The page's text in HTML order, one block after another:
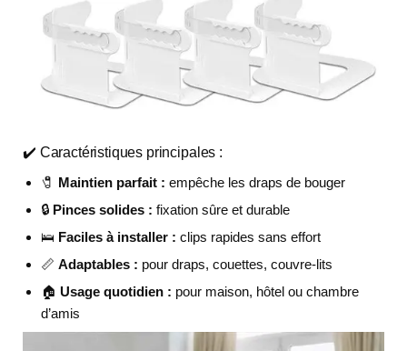
✔️ Caractéristiques principales :
🧷 Maintien parfait : empêche les draps de bouger
🔒 Pinces solides : fixation sûre et durable
🛌 Faciles à installer : clips rapides sans effort
📏 Adaptables : pour draps, couettes, couvre-lits
🏠 Usage quotidien : pour maison, hôtel ou chambre
d’amis